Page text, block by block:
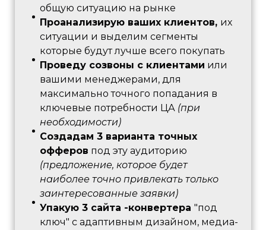
общую ситуацию на рынке
Проанализирую ваших клиентов, их
ситуации и выделим сегменты
которые будут лучше всего покупать
Проведу созвоны с клиентами или
вашими менеджерами, для
максимально точного попадания в
ключевые потребности ЦА (при
необходимости)
Создадам 3 варианта точных
офферов под эту аудиторию
(предложение, которое будет
наиболее точно привлекать только
заинтересованные заявки)
Упакую 3 сайта -конвертера "под
ключ" с адаптивным дизайном, медиа-